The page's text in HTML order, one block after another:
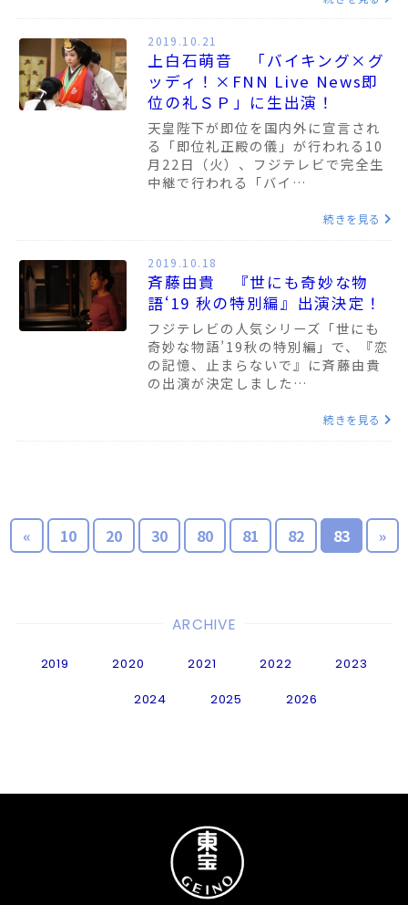
2019.10.21
上白石萌音 「バイキング×グ
ッディ！×FNN Live News即
位の礼ＳＰ」に生出演！
天皇陛下が即位を国内外に宣言され
る「即位礼正殿の儀」が行われる10
月22日（火）、フジテレビで完全生
中継で行われる「バイ…
続きを見る
2019.10.18
斉藤由貴 『世にも奇妙な物
語‘19 秋の特別編』出演決定！
フジテレビの人気シリーズ「世にも
奇妙な物語’19秋の特別編」で、『恋
の記憶、止まらないで』に斉藤由貴
の出演が決定しました…
続きを見る
« 10 20 30 80 81 82 83 »
ARCHIVE
2019 2020 2021 2022 2023
2024 2025 2026